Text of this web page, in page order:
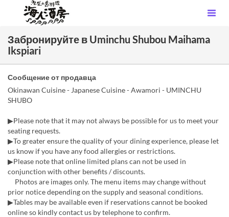
Забронируйте в Uminchu Shubou Maihama
Ikspiari
Сообщение от продавца
Okinawan Cuisine - Japanese Cuisine - Awamori - UMINCHU
SHUBO
▶Please note that it may not always be possible for us to meet your
seating requests.
▶To greater ensure the quality of your dining experience, please let
us know if you have any food allergies or restrictions.
▶Please note that online limited plans can not be used in
conjunction with other benefits / discounts.
Photos are images only. The menu items may change without
prior notice depending on the supply and seasonal conditions.
▶Tables may be available even if reservations cannot be booked
online so kindly contact us by telephone to confirm.